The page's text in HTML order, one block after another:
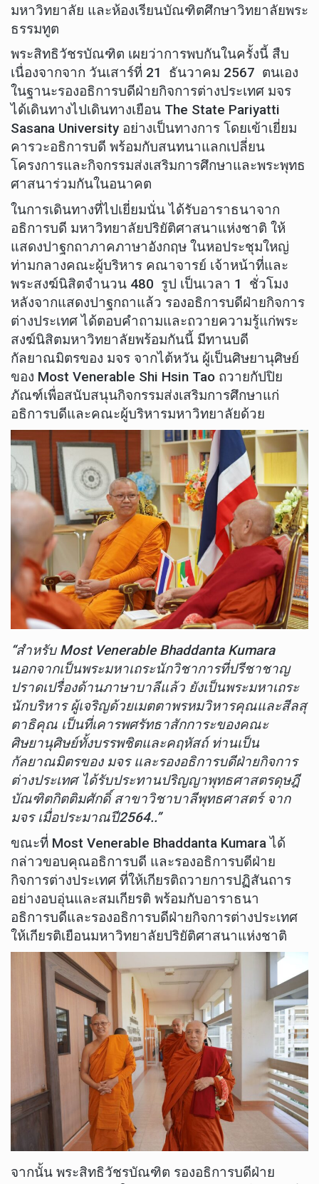
มหาวิทยาลัย และห้องเรียนบัณฑิตศึกษาวิทยาลัยพระ
ธรรมทูต
พระสิทธิวัชรบัณฑิต เผยว่าการพบกันในครั้งนี้ สืบ
เนื่องจากจาก วันเสาร์ที่ 21 ธันวาคม 2567 ตนเอง
ในฐานะรองอธิการบดีฝ่ายกิจการต่างประเทศ มจร
ได้เดินทางไปเดินทางเยือน The State Pariyatti
Sasana University อย่างเป็นทางการ โดยเข้าเยี่ยม
คารวะอธิการบดี พร้อมกับสนทนาแลกเปลี่ยน
โครงการและกิจกรรมส่งเสริมการศึกษาและพระพุทธ
ศาสนาร่วมกันในอนาคต
ในการเดินทางที่ไปเยี่ยมนั่น ได้รับอาราธนาจาก
อธิการบดี มหาวิทยาลัยปริยัติศาสนาแห่งชาติ ให้
แสดงปาฐกถาภาคภาษาอังกฤษ ในหอประชุมใหญ่
ท่ามกลางคณะผู้บริหาร คณาจารย์ เจ้าหน้าที่และ
พระสงฆ์นิสิตจำนวน 480 รูป เป็นเวลา 1 ชั่วโมง
หลังจากแสดงปาฐกถาแล้ว รองอธิการบดีฝ่ายกิจการ
ต่างประเทศ ได้ตอบคำถามและถวายความรู้แก่พระ
สงฆ์นิสิตมหาวิทยาลัยพร้อมกันนี้ มีทานบดี
กัลยาณมิตรของ มจร จากไต้หวัน ผู้เป็นศิษยานุศิษย์
ของ Most Venerable Shi Hsin Tao ถวายกัปปิย
ภัณฑ์เพื่อสนับสนุนกิจกรรมส่งเสริมการศึกษาแก่
อธิการบดีและคณะผู้บริหารมหาวิทยาลัยด้วย
“สำหรับ Most Venerable Bhaddanta Kumara
นอกจากเป็นพระมหาเถระนักวิชาการที่ปรีชาชาญ
ปราดเปรื่องด้านภาษาบาลีแล้ว ยังเป็นพระมหาเถระ
นักบริหาร ผู้เจริญด้วยเมตตาพรหมวิหารคุณและสีลสุ
ตาธิคุณ เป็นที่เคารพศรัทธาสักการะของคณะ
ศิษยานุศิษย์ทั้งบรรพชิตและคฤหัสถ์ ท่านเป็น
กัลยาณมิตรของ มจร และรองอธิการบดีฝ่ายกิจการ
ต่างประเทศ ได้รับประทานปริญญาพุทธศาสตรดุษฎี
บัณฑิตกิตติมศักดิ์ สาขาวิชาบาลีพุทธศาสตร์ จาก
มจร เมื่อประมาณปี2564..”
ขณะที่ Most Venerable Bhaddanta Kumara ได้
กล่าวขอบคุณอธิการบดี และรองอธิการบดีฝ่าย
กิจการต่างประเทศ ที่ให้เกียรติถวายการปฏิสันถาร
อย่างอบอุ่นและสมเกียรติ พร้อมกับอาราธนา
อธิการบดีและรองอธิการบดีฝ่ายกิจการต่างประเทศ
ให้เกียรติเยือนมหาวิทยาลัยปริยัติศาสนาแห่งชาติ
จากนั้น พระสิทธิวัชรบัณฑิต รองอธิการบดีฝ่าย